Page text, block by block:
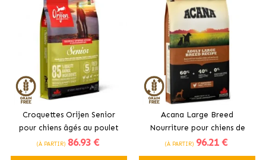
Croquettes Orijen Senior
pour chiens âgés au poulet
(À PARTIR) 86.93 €
Acana Large Breed
Nourriture pour chiens de
grandes races au poulet
(À PARTIR) 96.21 €